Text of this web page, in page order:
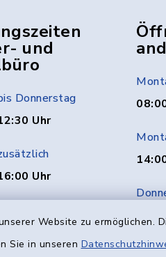
Website zu ermöglichen.
Sie in unseren
und
Donnerstag
Uhr
Uhr
Uhr